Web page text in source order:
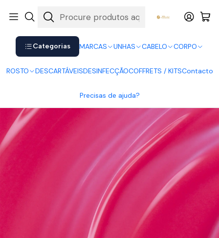
Categorias MARCAS UNHAS CABELO CORPO
ROSTO DESCARTÁVEISDESINFECÇÃOCOFFRETS / KITSContacto
Precisas de ajuda?
Shop now. Pay later with Klarna.
Andreia Verniz Gel G14